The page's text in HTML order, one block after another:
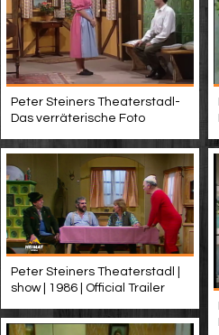
Peter Steiners Theaterstadl-
Das verräterische Foto
Peter Steiners Theaterstadl |
show | 1986 | Official Trailer